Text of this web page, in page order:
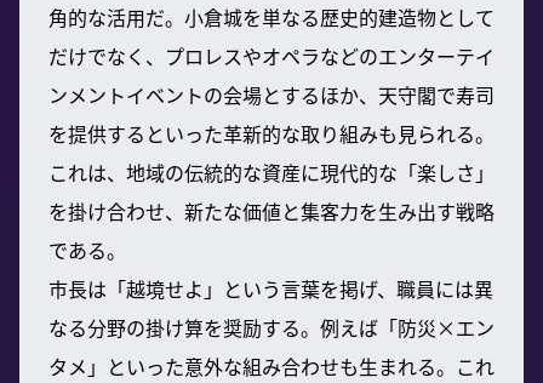
角的な活用だ。小倉城を単なる歴史的建造物として
だけでなく、プロレスやオペラなどのエンターテイ
ンメントイベントの会場とするほか、天守閣で寿司
を提供するといった革新的な取り組みも見られる。
これは、地域の伝統的な資産に現代的な「楽しさ」
を掛け合わせ、新たな価値と集客力を生み出す戦略
である。
市長は「越境せよ」という言葉を掲げ、職員には異
なる分野の掛け算を奨励する。例えば「防災×エン
タメ」といった意外な組み合わせも生まれる。これ